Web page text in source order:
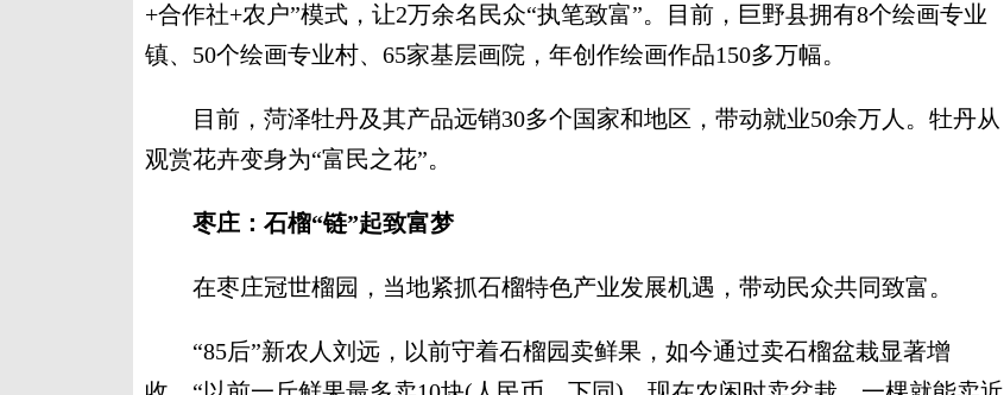
+合作社+农户”模式，让2万余名民众“执笔致富”。目前，巨野县拥有8个绘画专业
镇、50个绘画专业村、65家基层画院，年创作绘画作品150多万幅。
目前，菏泽牡丹及其产品远销30多个国家和地区，带动就业50余万人。牡丹从
观赏花卉变身为“富民之花”。
枣庄：石榴“链”起致富梦
在枣庄冠世榴园，当地紧抓石榴特色产业发展机遇，带动民众共同致富。
“85后”新农人刘远，以前守着石榴园卖鲜果，如今通过卖石榴盆栽显著增